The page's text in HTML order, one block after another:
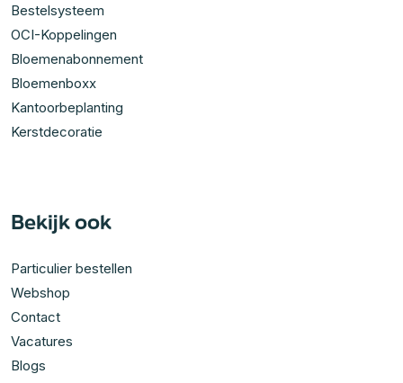
Bestelsysteem
OCI-Koppelingen
Bloemenabonnement
Bloemenboxx
Kantoorbeplanting
Kerstdecoratie
Bekijk ook
Particulier bestellen
Webshop
Contact
Vacatures
Blogs